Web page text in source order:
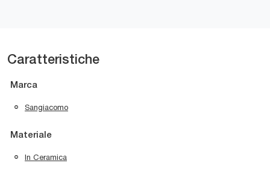
Caratteristiche
Marca
Sangiacomo
Materiale
In Ceramica